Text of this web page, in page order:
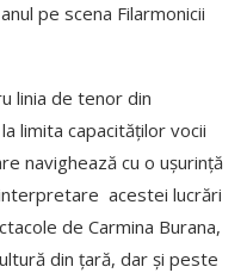
pe scena Filarmonicii
linia de tenor din
limita capacităţilor vocii
navighează cu o ușurință
acestei lucrări
de Carmina Burana,
din ţară, dar şi peste